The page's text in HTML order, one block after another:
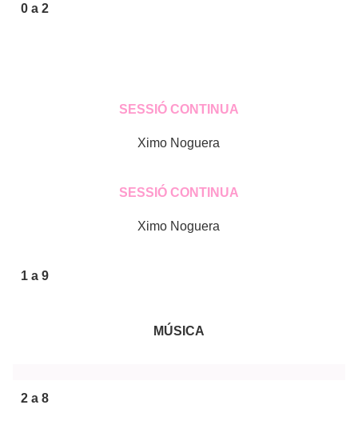
0 a 2
SESSIÓ CONTINUA
Ximo Noguera
SESSIÓ CONTINUA
Ximo Noguera
1 a 9
MÚSICA
2 a 8